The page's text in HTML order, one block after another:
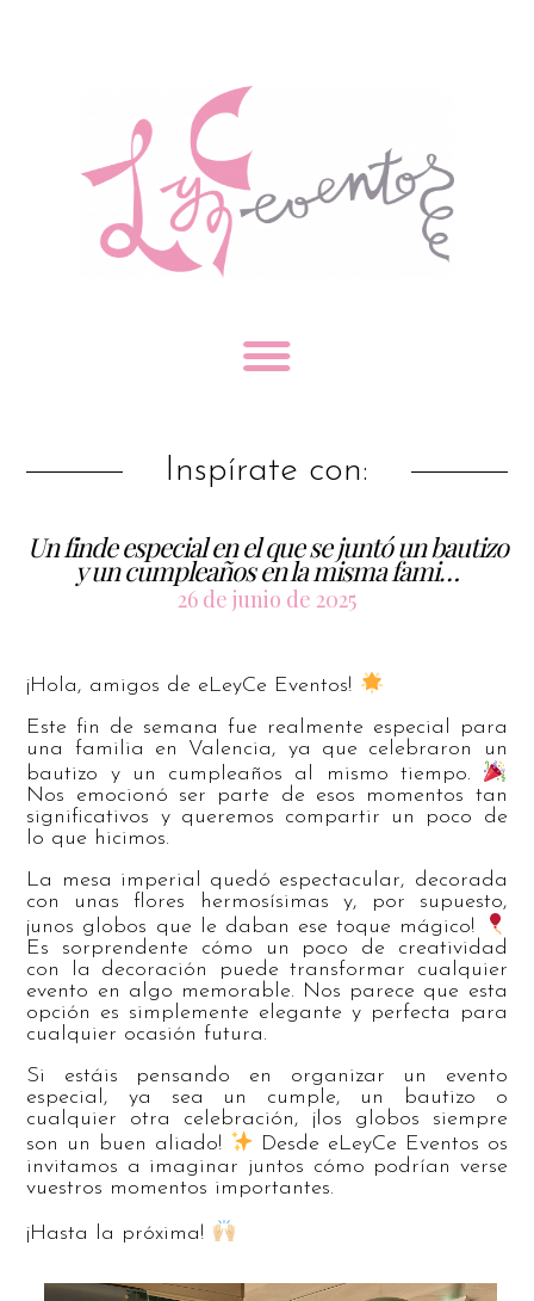
Inspírate con:
Un finde especial en el que se juntó un bautizo
y un cumpleaños en la misma fami…
26 de junio de 2025
¡Hola, amigos de eLeyCe Eventos!
Este fin de semana fue realmente especial para
una familia en Valencia, ya que celebraron un
bautizo y un cumpleaños al mismo tiempo.
Nos emocionó ser parte de esos momentos tan
significativos y queremos compartir un poco de
lo que hicimos.
La mesa imperial quedó espectacular, decorada
con unas flores hermosísimas y, por supuesto,
¡unos globos que le daban ese toque mágico!
Es sorprendente cómo un poco de creatividad
con la decoración puede transformar cualquier
evento en algo memorable. Nos parece que esta
opción es simplemente elegante y perfecta para
cualquier ocasión futura.
Si estáis pensando en organizar un evento
especial, ya sea un cumple, un bautizo o
cualquier otra celebración, ¡los globos siempre
son un buen aliado!
Desde eLeyCe Eventos os
invitamos a imaginar juntos cómo podrían verse
vuestros momentos importantes.
¡Hasta la próxima!